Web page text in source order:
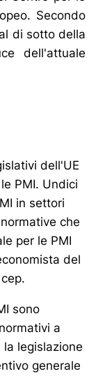
Secondo
di sotto della
dell'attuale
dell'UE
PMI. Undici
in settori
che
per le PMI
del
sono
a
legislazione
generale